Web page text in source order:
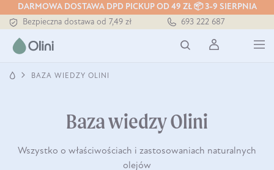
DARMOWA DOSTAWA DPD PICKUP OD 49 ZŁ 📦 3-9 SIERPNIA
Bezpieczna dostawa od 7,49 zł
Darmowa dostawa od 199 zł
Tłoczony zawsze na zimno
693 222 687
BAZA WIEDZY OLINI
Baza wiedzy Olini
Wszystko o właściwościach i zastosowaniach naturalnych
olejów